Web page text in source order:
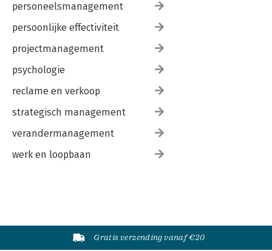
personeelsmanagement
persoonlijke effectiviteit
projectmanagement
psychologie
reclame en verkoop
strategisch management
verandermanagement
werk en loopbaan
Gratis verzending vanaf €20